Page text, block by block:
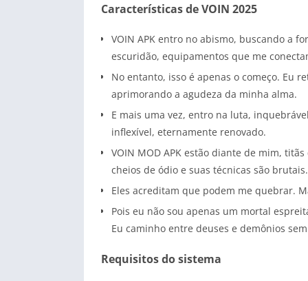
Características de VOIN 2025
VOIN APK entro no abismo, buscando a
escuridão, equipamentos que me
No entanto, isso é apenas o começo. Eu
aprimorando a agudeza da minha alma.
E mais uma vez, entro na luta,
inflexível, eternamente renovado.
VOIN MOD APK estão diante de mim,
cheios de ódio e suas técnicas são brutais.
Eles acreditam que podem me quebrar.
Pois eu não sou apenas um mortal
Eu caminho entre deuses e demônios
Requisitos do sistema